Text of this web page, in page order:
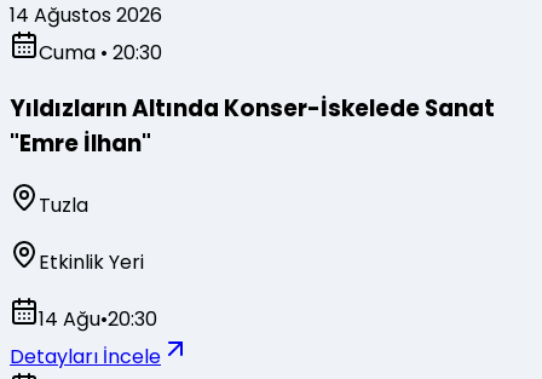
14 Ağustos 2026
Cuma • 20:30
Yıldızların Altında Konser-İskelede Sanat
"Emre İlhan"
Tuzla
Etkinlik Yeri
14 Ağu•20:30
Detayları İncele